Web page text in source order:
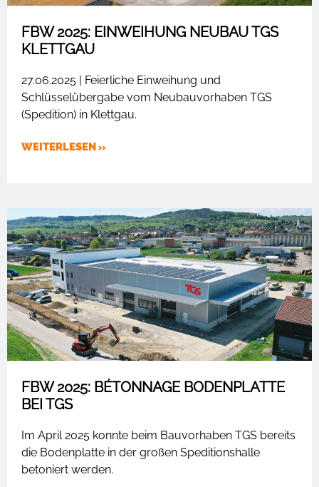
FBW 2025: EINWEIHUNG NEUBAU TGS
KLETTGAU
27.06.2025 | Feierliche Einweihung und
Schlüsselübergabe vom Neubauvorhaben TGS
(Spedition) in Klettgau.
WEITERLESEN »
FBW 2025: BÉTONNAGE BODENPLATTE
BEI TGS
Im April 2025 konnte beim Bauvorhaben TGS bereits
die Bodenplatte in der großen Speditionshalle
betoniert werden.